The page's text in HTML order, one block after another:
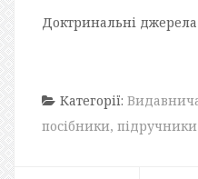
Доктринальні джерела
Категорії:
посібники, підручники